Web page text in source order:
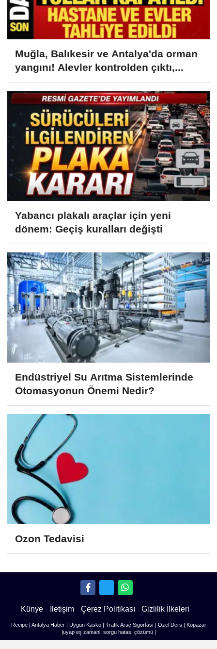
Muğla, Balıkesir ve Antalya'da orman
yangını! Alevler kontrolden çıktı,...
Yabancı plakalı araçlar için yeni
dönem: Geçiş kuralları değişti
Endüstriyel Su Arıtma Sistemlerinde
Otomasyonun Önemi Nedir?
Ozon Tedavisi
Künye İletişim Çerez Politikası Gizlilik İlkeleri
Recipe| Antalya Haber| Uygun Kasko| Trafik Araç Sigortası Özel Ders
Kopazar
uyap eş zamanlı sorgu hatası çözümü|